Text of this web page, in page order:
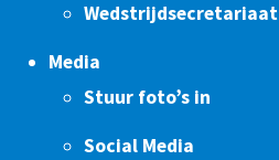
Wedstrijdsecretariaat
Media
Stuur foto’s in
Social Media